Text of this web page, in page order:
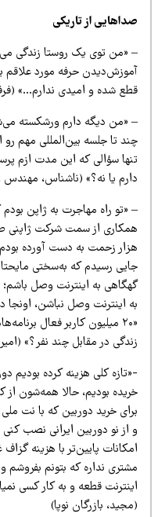
از تاریکی
«من توی یک روستا زندگی می‌کنم و
حرفه مورد علاقم بود که
شده و امیدی ندارم…» (فرفری،
«من دیگه دارم ورشکسته می‌شم.
تا جلسه بین‌المللی مهم رو از
سؤالی که این مدت ازم پرسیده
یا نه؟» (ناشناس، مهندس
«تو راه مهاجرت به ژاپن بودم که
از سمت شرکت ژاپنی صورت
زحمت به دست آورده بودم، رو
رسیدم که به‌سختی مایحتاج
به اینترنت وصل باشم؛ ولی
اینترنت وصل نباشن، اونجا دیگه
در مقابل چند نفر؟» (امیریا،
کلی هزینه کرده بودیم
بودیم، حالا همه‌شون از کار
خرید دوربین که با نت ملی کار
از نو دوربین ایرانی نصب کنی با
پایین‌تر با هزینه گزاف
نداره که بتونم بفروشم و با
قطعه و به کار کسی نمیاد!
بازرگان نوپا)